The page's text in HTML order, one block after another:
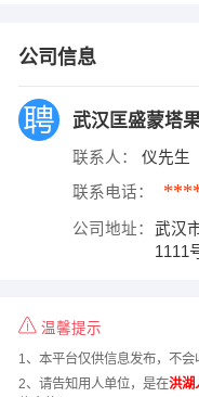
公司信息
武汉匡盛蒙塔
联系人： 仪先生
联系电话：
公司地址：
武汉
1111
温馨提示
1、本平台仅供信息发布，不会
2、请告知用人单位，是在洪湖